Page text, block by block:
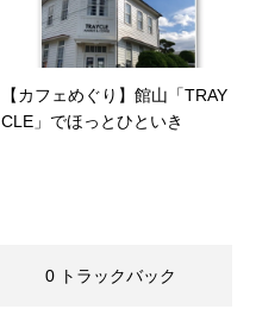
【カフェめぐり】館山「TRAY
CLE」でほっとひといき
0 トラックバック